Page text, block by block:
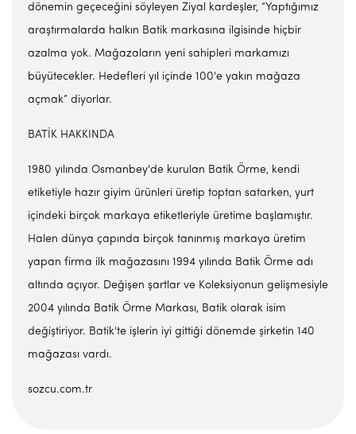
dönemin geçeceğini söyleyen Ziyal kardeşler, “Yaptığımız
araştırmalarda halkın Batik markasına ilgisinde hiçbir
azalma yok. Mağazaların yeni sahipleri markamızı
büyütecekler. Hedefleri yıl içinde 100'e yakın mağaza
açmak” diyorlar.
BATİK HAKKINDA
1980 yılında Osmanbey'de kurulan Batik Örme, kendi
etiketiyle hazır giyim ürünleri üretip toptan satarken, yurt
içindeki birçok markaya etiketleriyle üretime başlamıştır.
Halen dünya çapında birçok tanınmış markaya üretim
yapan firma ilk mağazasını 1994 yılında Batik Örme adı
altında açıyor. Değişen şartlar ve Koleksiyonun gelişmesiyle
2004 yılında Batik Örme Markası, Batik olarak isim
değiştiriyor. Batik'te işlerin iyi gittiği dönemde şirketin 140
mağazası vardı.
sozcu.com.tr